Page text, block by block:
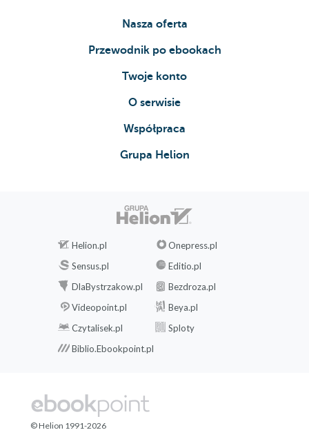
Nasza oferta
Przewodnik po ebookach
Twoje konto
O serwisie
Współpraca
Grupa Helion
Helion.pl
Onepress.pl
Sensus.pl
Editio.pl
DlaBystrzakow.pl
Bezdroza.pl
Videopoint.pl
Beya.pl
Czytalisek.pl
Sploty
Biblio.Ebookpoint.pl
© Helion 1991-2026